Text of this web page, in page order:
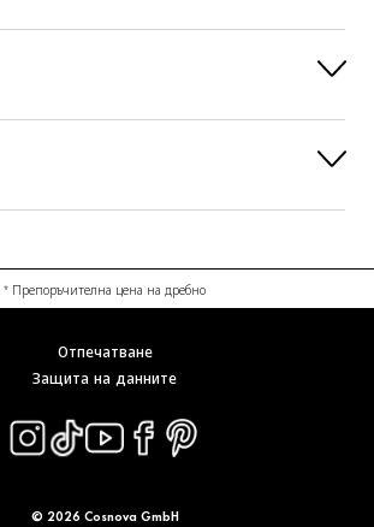
* Препоръчителна цена на дребно
Отпечатване
Защита на данните
© 2026 Cosnova GmbH